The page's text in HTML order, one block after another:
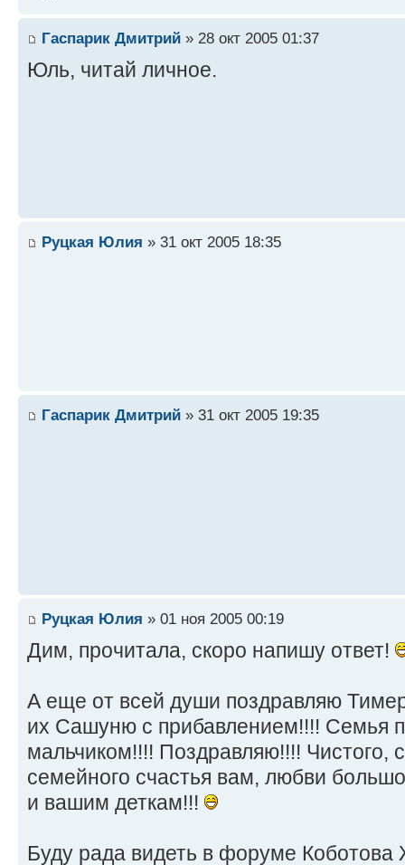
Гаспарик Дмитрий » 28 окт 2005 01:37
Юль, читай личное.
Руцкая Юлия » 31 окт 2005 18:35
Гаспарик Дмитрий » 31 окт 2005 19:35
Руцкая Юлия » 01 ноя 2005 00:19
Дим, прочитала, скоро напишу ответ!
А еще от всей души поздравляю
их Сашуню с прибавлением!!!! Семья
мальчиком!!!! Поздравляю!!!! Чистого,
семейного счастья вам, любви
и вашим деткам!!!
Буду рада видеть в форуме